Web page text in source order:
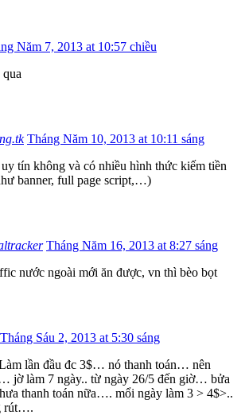
Năm 7, 2013 at 10:57 chiều
Tháng Năm 10, 2013 at 10:11 sáng
tín không và có nhiều hình thức kiếm tiền
banner, full page script,…)
Tháng Năm 16, 2013 at 8:27 sáng
nước ngoài mới ăn được, vn thì bèo bọt
Tháng Sáu 2, 2013 at 5:30 sáng
lần đầu đc 3$… nó thanh toán… nên
jờ làm 7 ngày.. từ ngày 26/5 đến giờ… bửa
thanh toán nữa…. mổi ngày làm 3 > 4$>..
rút….